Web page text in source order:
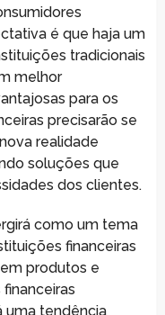
é que haja um
tradicionais
melhor
para os
precisarão se
realidade
soluções que
dos clientes.
como um tema
financeiras
produtos e
uma tendência